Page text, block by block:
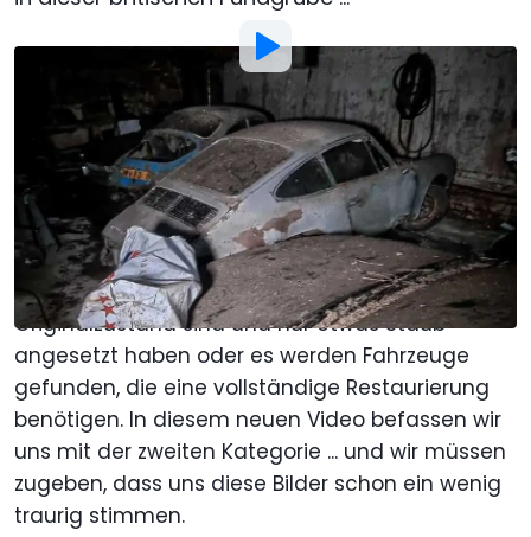
: Anthony Karr
Übersetzt von:Manuel Lehbrink
30. Dez. 2021um11:29 Uhr
Als bevorzugte Quelle Motor1.com
auf Google hinzufügen
Wir können Scheunenfunde in zwei Kategorien
einteilen: Man findet entweder Autos, die fast im
Originalzustand sind und nur etwas Staub
angesetzt haben oder es werden Fahrzeuge
gefunden, die eine vollständige Restaurierung
benötigen. In diesem neuen Video befassen wir
uns mit der zweiten Kategorie ... und wir müssen
zugeben, dass uns diese Bilder schon ein wenig
traurig stimmen.